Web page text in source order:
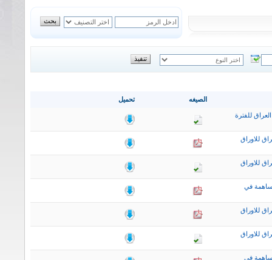
تحميل الصيغه
للفترة
للاوراق
للاوراق
في
للاوراق
للاوراق
في